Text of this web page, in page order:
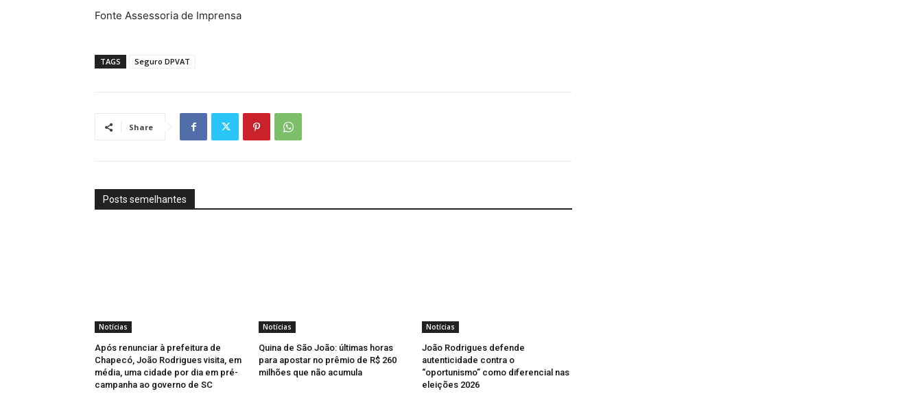
Fonte Assessoria de Imprensa
TAGS Seguro DPVAT
Share
Posts semelhantes
Notícias
Após renunciar à prefeitura de
Chapecó, João Rodrigues visita, em
média, uma cidade por dia em pré-
campanha ao governo de SC
Notícias
Quina de São João: últimas horas
para apostar no prêmio de R$ 260
milhões que não acumula
Notícias
João Rodrigues defende
autenticidade contra o
“oportunismo” como diferencial nas
eleições 2026